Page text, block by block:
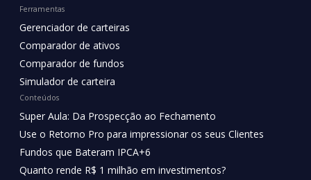
Ferramentas
Gerenciador de carteiras
Comparador de ativos
Comparador de fundos
Simulador de carteira
Conteúdos
Super Aula: Da Prospecção ao Fechamento
Use o Retorno Pro para impressionar os seus Clientes
Fundos que Bateram IPCA+6
Quanto rende R$ 1 milhão em investimentos?